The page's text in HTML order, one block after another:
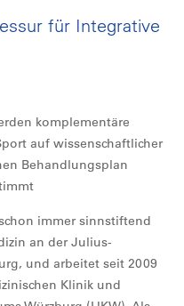
für Integrative
komplementäre
auf wissenschaftlicher
Behandlungsplan
immer sinnstiftend
an der Julius-
und arbeitet seit 2009
Klinik und